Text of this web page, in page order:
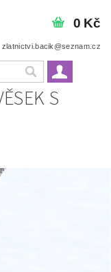
zlatnictvi.bacik@seznam.cz
0 Kč
S